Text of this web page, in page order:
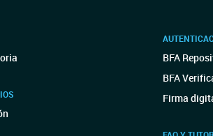
BFA
BFA
Firma